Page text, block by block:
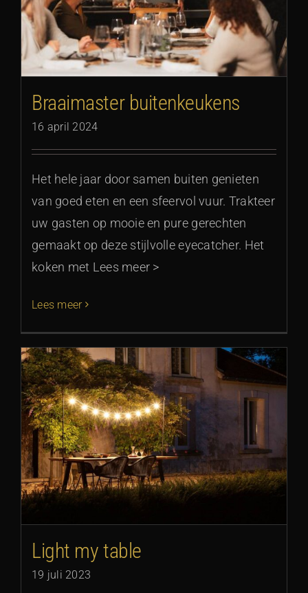
Braaimaster buitenkeukens
16 april 2024
Het hele jaar door samen buiten genieten
van goed eten en een sfeervol vuur. Trakteer
uw gasten op mooie en pure gerechten
gemaakt op deze stijlvolle eyecatcher. Het
koken met Lees meer >
Lees meer
Light my table
19 juli 2023